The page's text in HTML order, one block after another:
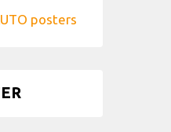
posters